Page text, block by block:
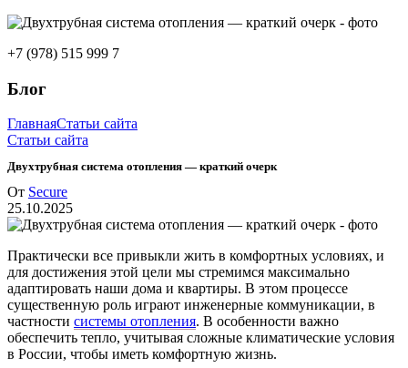
+7 (978) 515 999 7
Блог
ГлавнаяСтатьи сайта
Статьи сайта
Двухтрубная система отопления — краткий очерк
От Secure
25.10.2025
Практически все привыкли жить в комфортных условиях, и
для достижения этой цели мы стремимся максимально
адаптировать наши дома и квартиры. В этом процессе
существенную роль играют инженерные коммуникации, в
частности системы отопления. В особенности важно
обеспечить тепло, учитывая сложные климатические условия
в России, чтобы иметь комфортную жизнь.